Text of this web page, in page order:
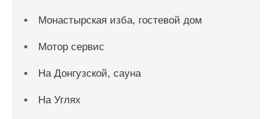
Монастырская изба, гостевой дом
Мотор сервис
На Донгузской, сауна
На Углях